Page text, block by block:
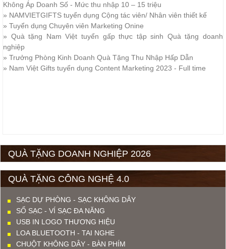
Không Áp Doanh Số - Mức thu nhập 10 – 15 triệu
» NAMVIETGIFTS tuyển dụng Cộng tác viên/ Nhân viên thiết kế
» Tuyển dụng Chuyên viên Marketing Onine
» Quà tặng Nam Việt tuyển gấp thực tập sinh Quà tặng doanh
nghiệp
» Trưởng Phòng Kinh Doanh Quà Tặng Thu Nhập Hấp Dẫn
» Nam Việt Gifts tuyển dụng Content Marketing 2023 - Full time
QUÀ TẶNG DOANH NGHIỆP 2026
QUÀ TẶNG CÔNG NGHỆ 4.0
SẠC DỰ PHÒNG - SẠC KHÔNG DÂY
SỔ SẠC - VÍ SẠC ĐA NĂNG
USB IN LOGO THƯƠNG HIỆU
LOA BLUETOOTH - TAI NGHE
CHUỘT KHÔNG DÂY - BÀN PHÍM